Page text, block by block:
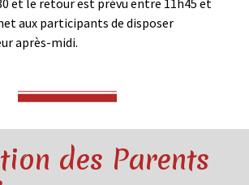
et le retour est prévu entre 11h45 et
aux participants de disposer
après-midi.
des Parents